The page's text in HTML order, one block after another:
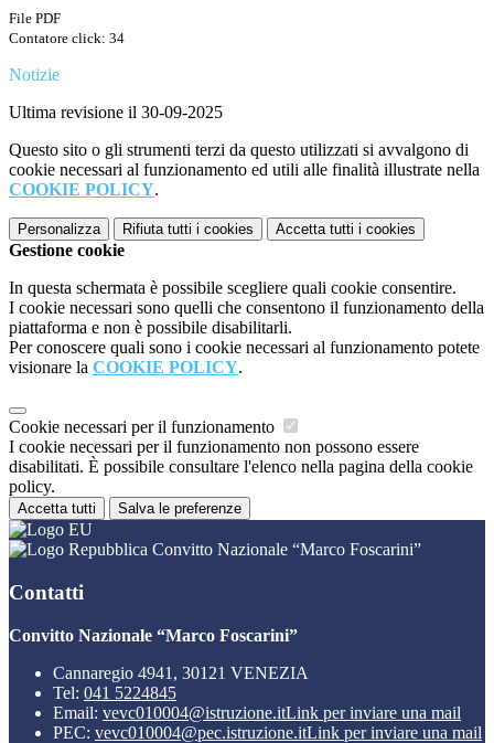
File PDF
Contatore click: 34
Notizie
Ultima revisione il 30-09-2025
Questo sito o gli strumenti terzi da questo utilizzati si avvalgono di
cookie necessari al funzionamento ed utili alle finalità illustrate nella
COOKIE POLICY.
Personalizza Rifiuta tutti i cookies Accetta tutti i cookies
Gestione cookie
In questa schermata è possibile scegliere quali cookie consentire.
I cookie necessari sono quelli che consentono il funzionamento della
piattaforma e non è possibile disabilitarli.
Per conoscere quali sono i cookie necessari al funzionamento potete
visionare la COOKIE POLICY.
Cookie necessari per il funzionamento
I cookie necessari per il funzionamento non possono essere
disabilitati. È possibile consultare l'elenco nella pagina della cookie
policy.
Accetta tutti Salva le preferenze
Convitto Nazionale “Marco Foscarini”
Contatti
Convitto Nazionale “Marco Foscarini”
Cannaregio 4941, 30121 VENEZIA
Tel: 041 5224845
Email: vevc010004@istruzione.itLink per inviare una mail
PEC: vevc010004@pec.istruzione.itLink per inviare una mail